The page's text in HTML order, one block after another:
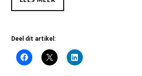
Deel dit artikel: